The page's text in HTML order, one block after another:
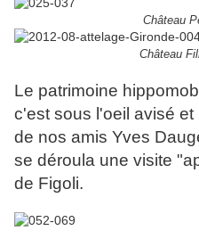
Château
Château
Le patrimoine
c'est sous l'oeil avisé
de nos amis Yves
se déroula une visite
de Figoli.